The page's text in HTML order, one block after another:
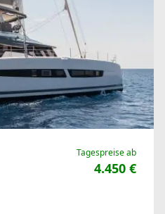
Tagespreise ab
4.450 €